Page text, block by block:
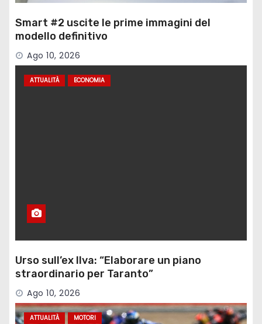
Smart #2 uscite le prime immagini del
modello definitivo
Ago 10, 2026
ATTUALITÀ ECONOMIA
Urso sull’ex Ilva: “Elaborare un piano
straordinario per Taranto”
Ago 10, 2026
ATTUALITÀ MOTORI